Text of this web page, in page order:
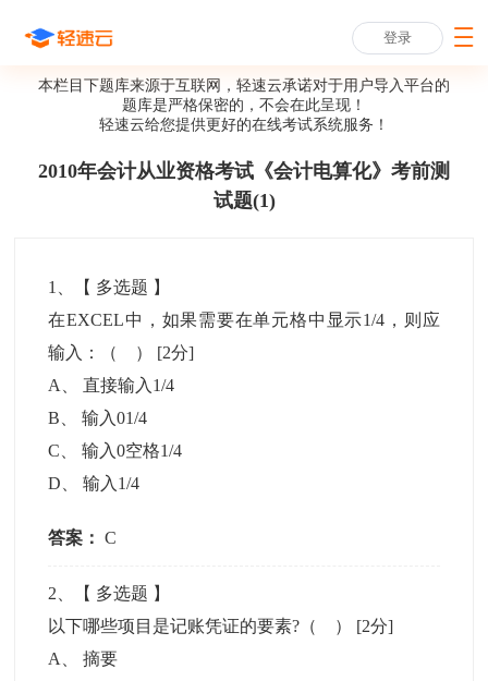
登录
本栏目下题库来源于互联网，轻速云承诺对于用户导入平台的
题库是严格保密的，不会在此呈现！
轻速云给您提供更好的在线考试系统服务！
2010年会计从业资格考试《会计电算化》考前测
试题(1)
1 、【 多选题 】
在EXCEL中，如果需要在单元格中显示1/4，则应
输入：（ ） [2分]
A
、直接输入1/4
B 、输入01/4
C 、输入0空格1/4
D 、输入1/4
答案： C
2 、【 多选题 】
以下哪些项目是记账凭证的要素?（ ） [2分]
A
、摘要